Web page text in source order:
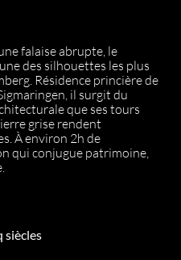
falaise abrupte, le
des silhouettes les plus
Résidence princière de
il surgit du
que ses tours
grise rendent
À environ 2h de
qui conjugue patrimoine,
siècles